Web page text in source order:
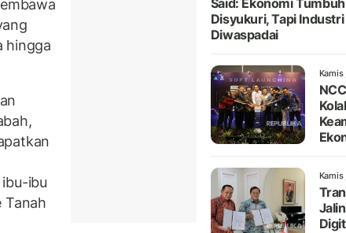
hingga
ibu
Tanah
Said: Ekonomi
Disyukuri, Tapi
Diwaspadai
Kamis